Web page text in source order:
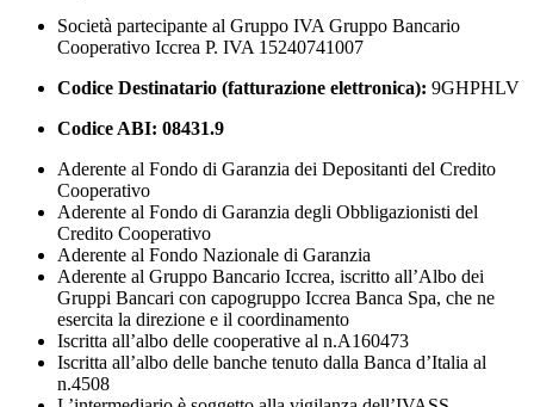
Società partecipante al Gruppo IVA Gruppo Bancario
Cooperativo Iccrea P. IVA 15240741007
Codice Destinatario (fatturazione elettronica): 9GHPHLV
Codice ABI: 08431.9
Aderente al Fondo di Garanzia dei Depositanti del Credito
Cooperativo
Aderente al Fondo di Garanzia degli Obbligazionisti del
Credito Cooperativo
Aderente al Fondo Nazionale di Garanzia
Aderente al Gruppo Bancario Iccrea, iscritto all’Albo dei
Gruppi Bancari con capogruppo Iccrea Banca Spa, che ne
esercita la direzione e il coordinamento
Iscritta all’albo delle cooperative al n.A160473
Iscritta all’albo delle banche tenuto dalla Banca d’Italia al
n.4508